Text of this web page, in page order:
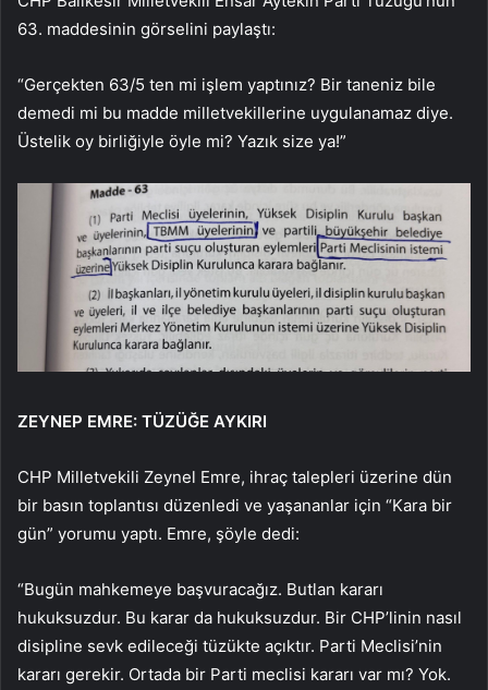
63. maddesinin görselini paylaştı:
“Gerçekten 63/5 ten mi işlem yaptınız? Bir taneniz bile
demedi mi bu madde milletvekillerine uygulanamaz diye.
Üstelik oy birliğiyle öyle mi? Yazık size ya!”
ZEYNEP EMRE: TÜZÜĞE AYKIRI
CHP Milletvekili Zeynel Emre, ihraç talepleri üzerine dün
bir basın toplantısı düzenledi ve yaşananlar için “Kara bir
gün” yorumu yaptı. Emre, şöyle dedi:
“Bugün mahkemeye başvuracağız. Butlan kararı
hukuksuzdur. Bu karar da hukuksuzdur. Bir CHP’linin nasıl
disipline sevk edileceği tüzükte açıktır. Parti Meclisi’nin
kararı gerekir. Ortada bir Parti meclisi kararı var mı? Yok.